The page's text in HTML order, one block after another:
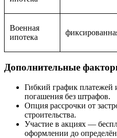
Военная
ипотека
Дополнительные
Гибкий график платежей
погашения без штрафов.
Опция рассрочки от
строительства.
Участие в акциях —
оформлении до